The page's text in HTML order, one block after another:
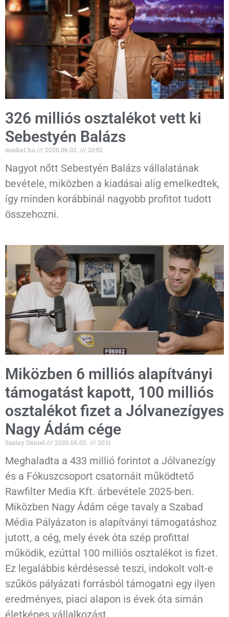
326 milliós osztalékot vett ki
Sebestyén Balázs
media1.hu 2026.06.02. 20:52
Nagyot nőtt Sebestyén Balázs vállalatának
bevétele, miközben a kiadásai alig emelkedtek,
így minden korábbinál nagyobb profitot tudott
összehozni.
Miközben 6 milliós alapítványi
támogatást kapott, 100 milliós
osztalékot fizet a Jólvanezígyes
Nagy Ádám cége
Szalay Dániel 2026.06.02. 20:11
Meghaladta a 433 millió forintot a Jólvanezígy
és a Fókuszcsoport csatornáit működtető
Rawfilter Media Kft. árbevétele 2025-ben.
Miközben Nagy Ádám cége tavaly a Szabad
Média Pályázaton is alapítványi támogatáshoz
jutott, a cég, mely évek óta szép profittal
működik, ezúttal 100 milliós osztalékot is fizet.
Ez legalábbis kérdésessé teszi, indokolt volt-e
szűkös pályázati forrásból támogatni egy ilyen
eredményes, piaci alapon is évek óta simán